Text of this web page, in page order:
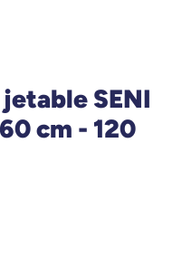
SENI
cm - 120